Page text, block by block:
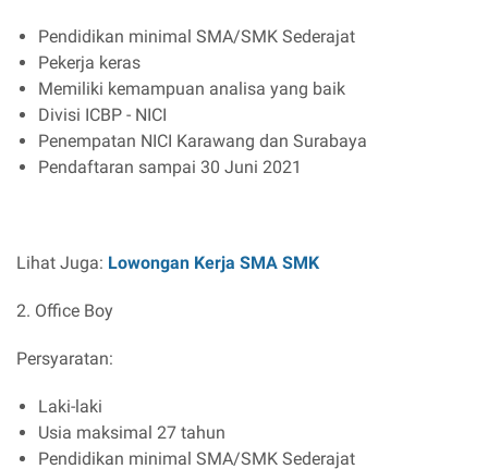
Pendidikan minimal SMA/SMK Sederajat
Pekerja keras
Memiliki kemampuan analisa yang baik
Divisi ICBP - NICI
Penempatan NICI Karawang dan Surabaya
Pendaftaran sampai 30 Juni 2021
Lihat Juga: Lowongan Kerja SMA SMK
2. Office Boy
Persyaratan:
Laki-laki
Usia maksimal 27 tahun
Pendidikan minimal SMA/SMK Sederajat